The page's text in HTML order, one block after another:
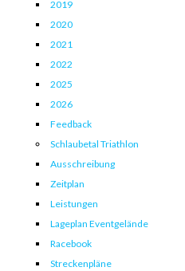
2019
2020
2021
2022
2025
2026
Feedback
Schlaubetal Triathlon
Ausschreibung
Zeitplan
Leistungen
Lageplan Eventgelände
Racebook
Streckenpläne